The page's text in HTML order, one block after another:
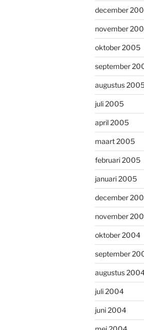
december
november
oktober 2005
september
augustus
juli 2005
april 2005
maart 2005
februari 2005
januari 2005
december
november
oktober 2004
september
augustus
juli 2004
juni 2004